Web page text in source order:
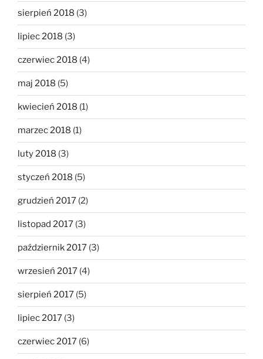
sierpień 2018 (3)
lipiec 2018 (3)
czerwiec 2018 (4)
maj 2018 (5)
kwiecień 2018 (1)
marzec 2018 (1)
luty 2018 (3)
styczeń 2018 (5)
grudzień 2017 (2)
listopad 2017 (3)
październik 2017 (3)
wrzesień 2017 (4)
sierpień 2017 (5)
lipiec 2017 (3)
czerwiec 2017 (6)